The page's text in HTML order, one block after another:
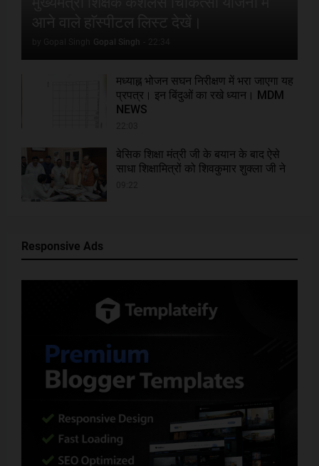
आने वाले हाॅस्पीटल लिस्ट देखें।
Gopal Singh
मध्याह्न भोजन सघन निरीक्षण में भरा जाएगा यह
प्रपत्र। इन बिंदुओं का रखे ध्यान। MDM
NEWS
बेसिक शिक्षा मंत्री जी के बयान के बाद ऐसे
साधा शिक्षामित्रों को शिवकुमार शुक्ला जी ने
Responsive Ads